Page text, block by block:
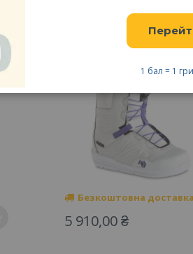
NORTHWAVE Сноубордичні
черевики DAHLIA SL
Безкоштовна доставка
5 910,00 ₴
1 бал = 1